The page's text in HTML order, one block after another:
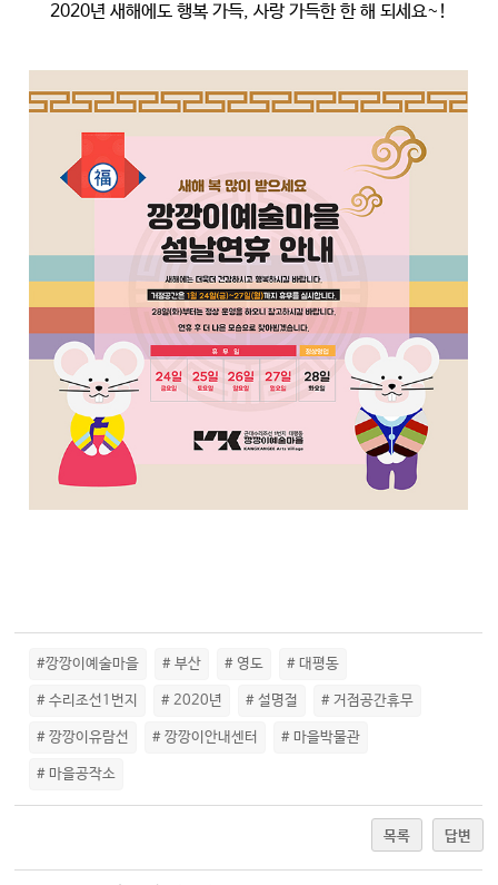
2020년 새해에도 행복 가득, 사랑 가득한 한 해 되세요~!
#깡깡이예술마을 # 부산 # 영도 # 대평동
# 수리조선1번지 # 2020년 # 설명절 # 거점공간휴무
# 깡깡이유람선 # 깡깡이안내센터 # 마을박물관
# 마을공작소
목록 답변